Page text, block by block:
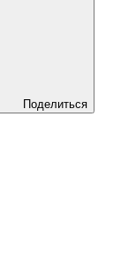
Поделиться